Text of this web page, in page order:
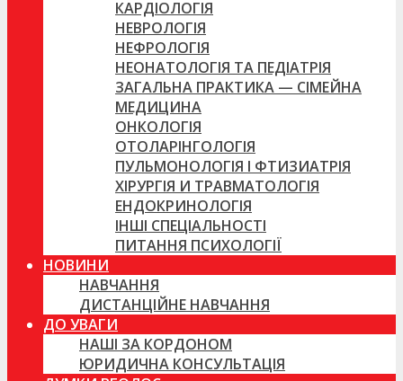
КАРДІОЛОГІЯ
НЕВРОЛОГІЯ
НЕФРОЛОГІЯ
НЕОНАТОЛОГІЯ ТА ПЕДІАТРІЯ
ЗАГАЛЬНА ПРАКТИКА — СІМЕЙНА
МЕДИЦИНА
ОНКОЛОГІЯ
ОТОЛАРІНГОЛОГІЯ
ПУЛЬМОНОЛОГІЯ І ФТИЗИАТРІЯ
ХІРУРГІЯ И ТРАВМАТОЛОГІЯ
ЕНДОКРИНОЛОГІЯ
ІНШІ СПЕЦІАЛЬНОСТІ
ПИТАННЯ ПСИХОЛОГІЇ
НОВИНИ
НАВЧАННЯ
ДИСТАНЦІЙНЕ НАВЧАННЯ
ДО УВАГИ
НАШІ ЗА КОРДОНОМ
ЮРИДИЧНА КОНСУЛЬТАЦІЯ